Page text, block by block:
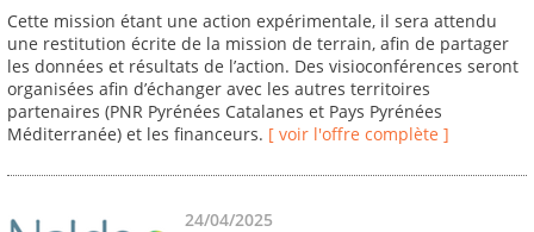
Cette mission étant une action expérimentale, il sera attendu
une restitution écrite de la mission de terrain, afin de partager
les données et résultats de l’action. Des visioconférences seront
organisées afin d’échanger avec les autres territoires
partenaires (PNR Pyrénées Catalanes et Pays Pyrénées
Méditerranée) et les financeurs. [ voir l'offre complète ]
24/04/2025